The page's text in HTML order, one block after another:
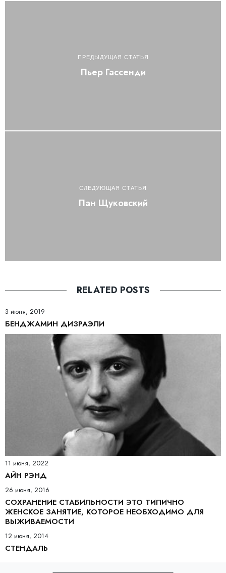
ПРЕДЫДУЩАЯ СТАТЬЯ
Пьер Гассенди
СЛЕДУЮЩАЯ СТАТЬЯ
Пан Щуковский
RELATED POSTS
3 июня, 2019
БЕНДЖАМИН ДИЗРАЭЛИ
11 июня, 2022
АЙН РЭНД
26 июня, 2016
СОХРАНЕНИЕ СТАБИЛЬНОСТИ ЭТО ТИПИЧНО
ЖЕНСКОЕ ЗАНЯТИЕ, КОТОРОЕ НЕОБХОДИМО ДЛЯ
ВЫЖИВАЕМОСТИ
12 июня, 2014
СТЕНДАЛЬ